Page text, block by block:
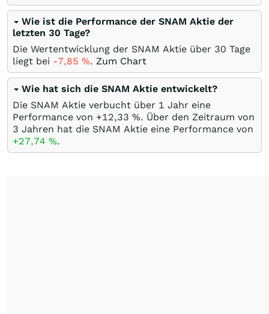
Wie ist die Performance der SNAM Aktie der
letzten 30 Tage?
Die Wertentwicklung der SNAM Aktie über 30 Tage
liegt bei -7,85 %. Zum Chart
Wie hat sich die SNAM Aktie entwickelt?
Die SNAM Aktie verbucht über 1 Jahr eine
Performance von +12,33 %. Über den Zeitraum von
3 Jahren hat die SNAM Aktie eine Performance von
+27,74 %.